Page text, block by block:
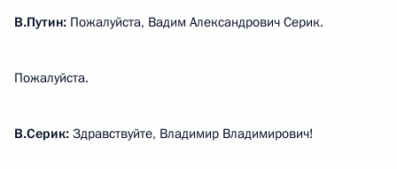
В.Путин: Пожалуйста, Вадим Александрович Серик.
Пожалуйста.
В.Серик: Здравствуйте, Владимир Владимирович!